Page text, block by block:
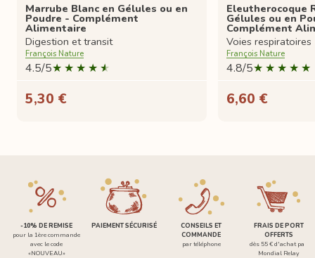
Marrube Blanc en Gélules ou en
Poudre - Complément
Alimentaire
Digestion et transit
François Nature
4.5/5
5,30 €
Eleutherocoque
Gélules ou en
Complément
Voies respiratoires
François Nature
4.8/5
6,60 €
-10% DE REMISE
pour la 1ère commande
avec le code
«NOUVEAU»
PAIEMENT SÉCURISÉ
CONSEILS ET
COMMANDE
par téléphone
FRAIS DE PORT
OFFERTS
dès 55 € d'achat par
Mondial Relay